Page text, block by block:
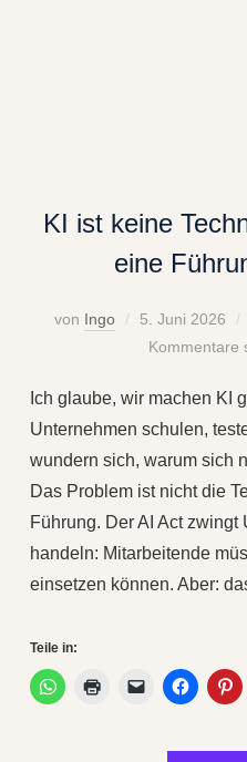
KI ist keine
eine
von Ingo 5. Juni 2026
Kommentare
Ich glaube, wir machen KI
Unternehmen schulen,
wundern sich, warum sich
Das Problem ist nicht die
Führung. Der AI Act zwingt
handeln: Mitarbeitende
einsetzen können. Aber:
Teile in: